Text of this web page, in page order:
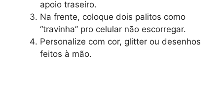
apoio traseiro.
Na frente, coloque dois palitos como
“travinha” pro celular não escorregar.
Personalize com cor, glitter ou desenhos
feitos à mão.